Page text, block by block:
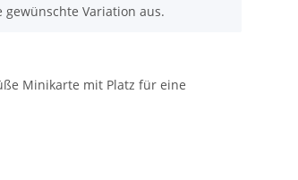
Variation aus.
Minikarte mit Platz für eine